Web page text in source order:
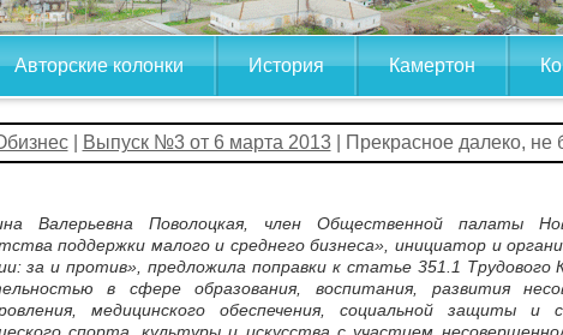
Авторские колонки История Камертон
| Выпуск №3 от 6 марта 2013| Прекрасное далеко, не
Валерьевна Поволоцкая, член Общественной палаты
поддержки малого и среднего бизнеса», инициатор и
за и против», предложила поправки к статье 351.1
в сфере образования, воспитания, развития
медицинского обеспечения, социальной защиты и